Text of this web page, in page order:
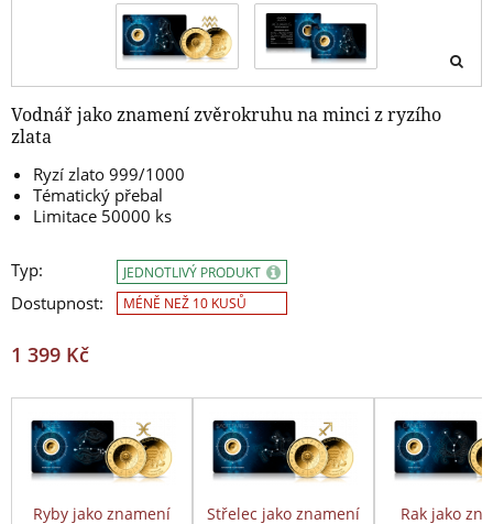
Vodnář jako znamení zvěrokruhu na minci z ryzího
zlata
Ryzí zlato 999/1000
Tématický přebal
Limitace 50000 ks
Typ:
Dostupnost:
JEDNOTLIVÝ PRODUKT
MÉNĚ NEŽ 10 KUSŮ
1 399 Kč
Ryby jako znamení
Střelec jako znamení
Rak jako